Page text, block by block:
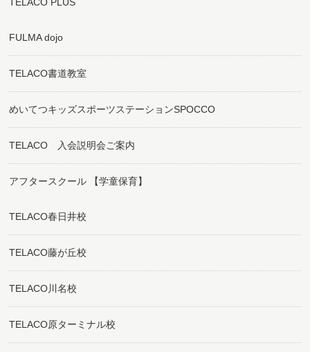
FULMA dojo
TELACO書道教室
めいてつキッズスポーツステーションSPOCCO
TELACO 入会説明会ご案内
アフタースクール 【学童保育】
TELACO春日井校
TELACO藤が丘校
TELACO川名校
TELACO原ターミナル校